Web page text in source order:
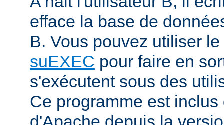
efface la base de
B. Vous pouvez utiliser
suEXEC pour faire en
s'exécutent sous des
Ce programme est